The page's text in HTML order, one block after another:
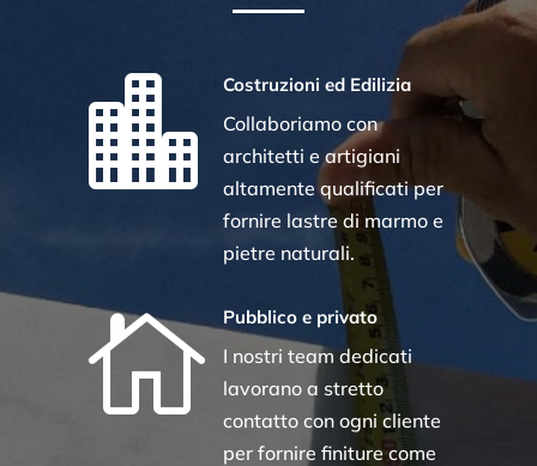
 Costruzioni ed Edilizia
Collaboriamo con
architetti e artigiani
altamente qualificati per
fornire lastre di marmo e
pietre naturali.
 Pubblico e privato
I nostri team dedicati
lavorano a stretto
contatto con ogni cliente
per fornire finiture come